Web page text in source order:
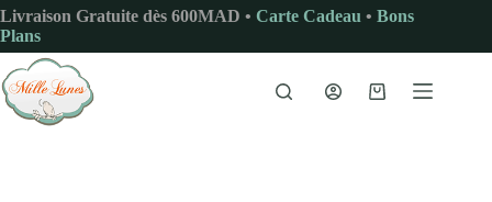
Passer
au
contenu
Livraison Gratuite dès 600MAD • Carte Cadeau • Bons
Plans
Panier